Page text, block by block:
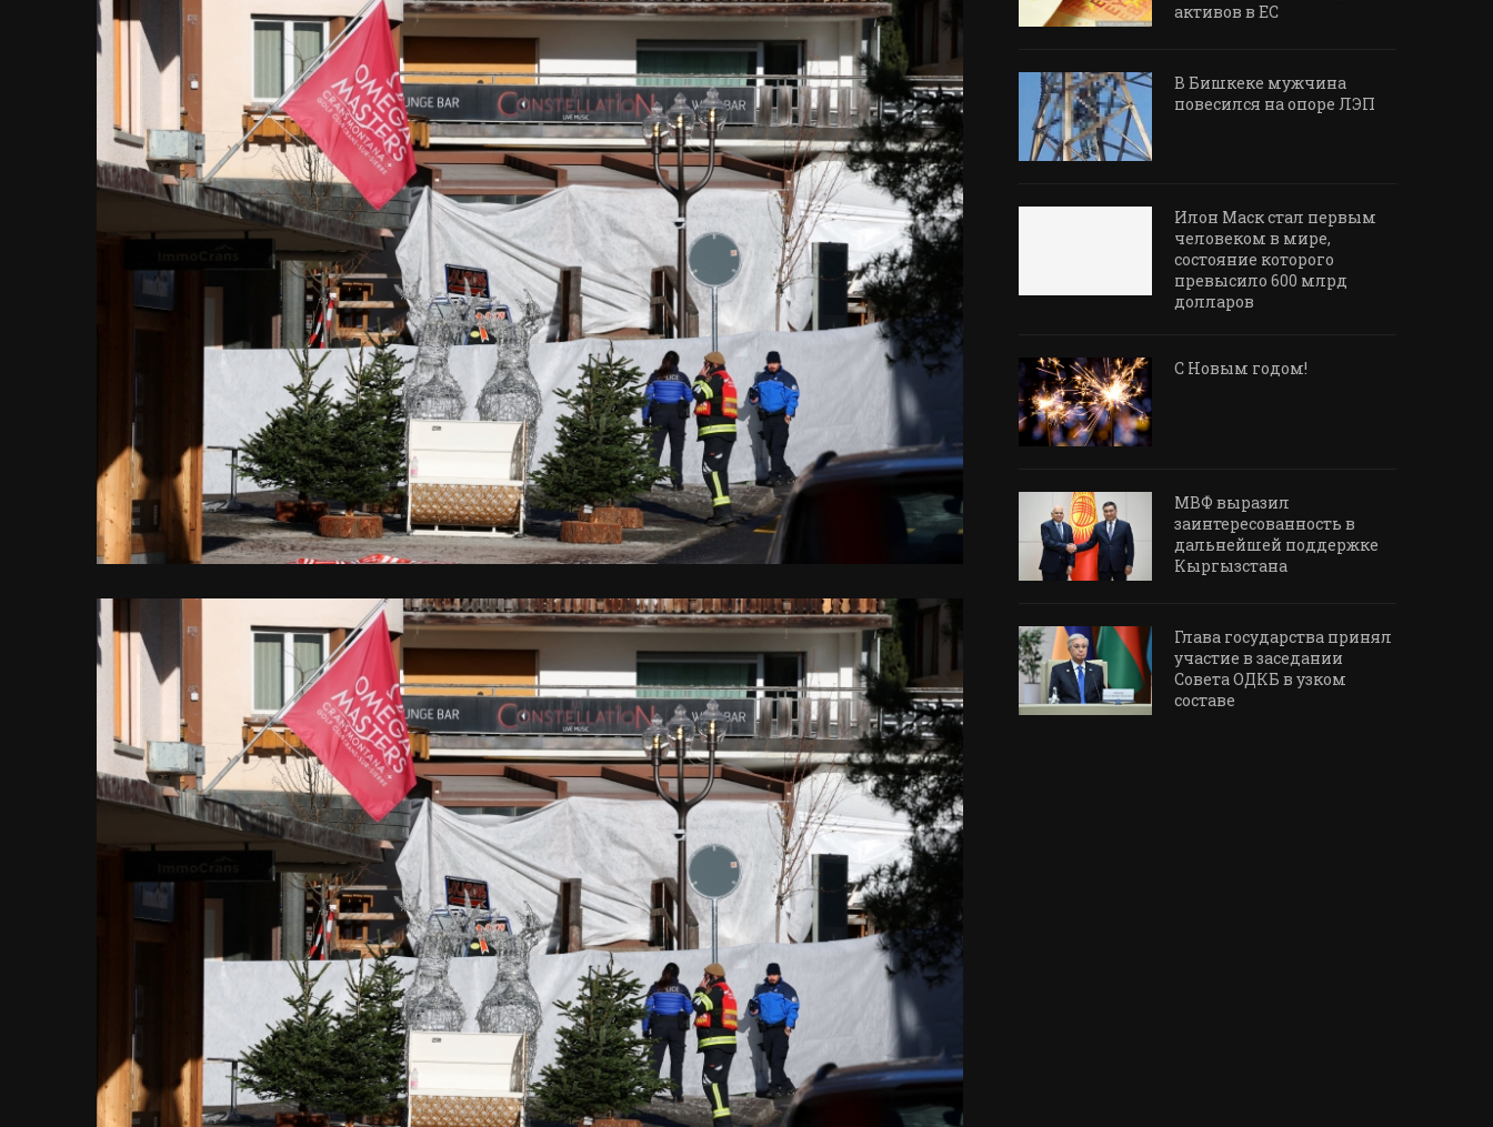
активов в ЕС
В Бишкеке мужчина
повесился на опоре ЛЭП
Илон Маск стал первым
человеком в мире,
состояние которого
превысило 600 млрд
долларов
С Новым годом!
МВФ выразил
заинтересованность в
дальнейшей поддержке
Кыргызстана
Глава государства принял
участие в заседании
Совета ОДКБ в узком
составе